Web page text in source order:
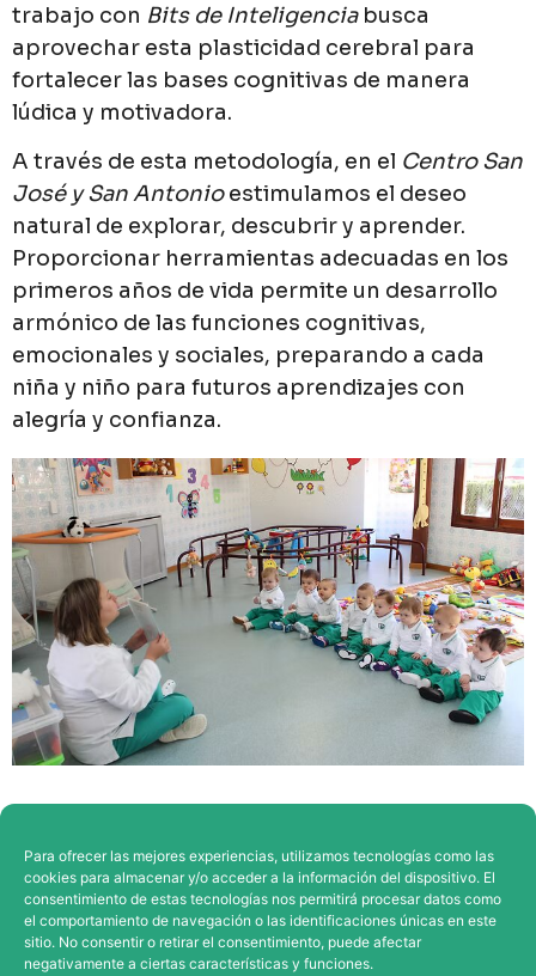
Para ofrecer las mejores experiencias, utilizamos tecnologías como las
cookies para almacenar y/o acceder a la información del dispositivo. El
consentimiento de estas tecnologías nos permitirá procesar datos como
el comportamiento de navegación o las identificaciones únicas en este
sitio. No consentir o retirar el consentimiento, puede afectar
negativamente a ciertas características y funciones.
trabajo con Bits de Inteligenciabusca
aprovechar esta plasticidad cerebral para
fortalecer las bases cognitivas de manera
lúdica y motivadora.
A través de esta metodología, en el Centro San
José y San Antonioestimulamos el deseo
natural de explorar, descubrir y aprender.
Proporcionar herramientas adecuadas en los
primeros años de vida permite un desarrollo
armónico de las funciones cognitivas,
emocionales y sociales, preparando a cada
niña y niño para futuros aprendizajes con
alegría y confianza.
Más artículos